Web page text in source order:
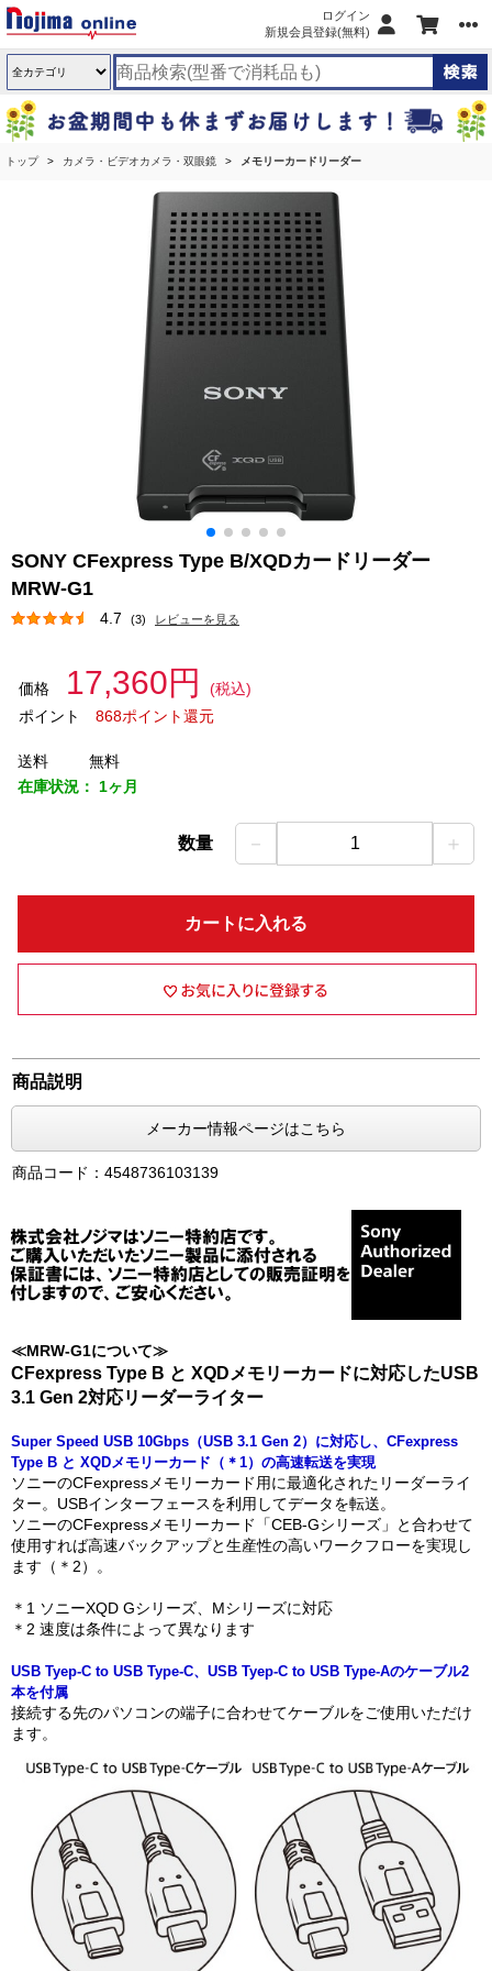
ログイン
新規会員登録(無料)
トップ カメラ・ビデオカメラ・双眼鏡 メモリーカードリーダー
SONY CFexpress Type B/XQDカードリーダー
MRW-G1
4.7 (3) レビューを見る
価格 17,360円
(税込)
ポイント
868ポイント還元
送料
無料
在庫状況： 1ヶ月
数量 － 1 ＋
カートに入れる
商品説明
メーカー情報ページはこちら
商品コード：4548736103139
≪MRW-G1について≫
CFexpress Type B と XQDメモリーカードに対応したUSB
3.1 Gen 2対応リーダーライター
Super Speed USB 10Gbps（USB 3.1 Gen 2）に対応し、CFexpress
Type B と XQDメモリーカード（＊1）の高速転送を実現
ソニーのCFexpressメモリーカード用に最適化されたリーダーライ
ター。USBインターフェースを利用してデータを転送。
ソニーのCFexpressメモリーカード「CEB-Gシリーズ」と合わせて
使用すれば高速バックアップと生産性の高いワークフローを実現し
ます（＊2）。
＊1 ソニーXQD Gシリーズ、Mシリーズに対応
＊2 速度は条件によって異なります
USB Tyep-C to USB Type-C、USB Tyep-C to USB Type-Aのケーブル2
本を付属
接続する先のパソコンの端子に合わせてケーブルをご使用いただけ
ます。